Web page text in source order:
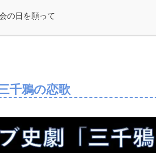
の日を願って
千鴉の恋歌